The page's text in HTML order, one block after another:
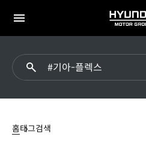
전체
HYUNDAI
MOTOR
플렉스
홈태그검색